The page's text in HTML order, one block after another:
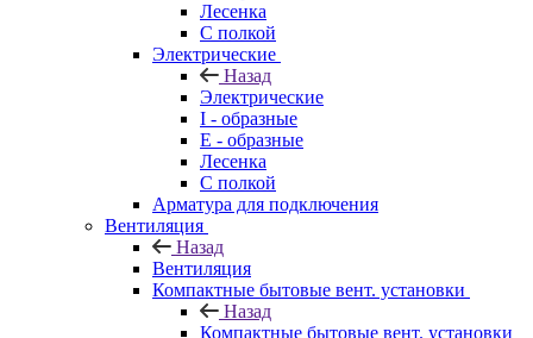
Лесенка
С полкой
Электрические
Назад
Электрические
I - образные
E - образные
Лесенка
С полкой
Арматура для подключения
Вентиляция
Назад
Вентиляция
Компактные бытовые вент. установки
Назад
Компактные бытовые вент. установки